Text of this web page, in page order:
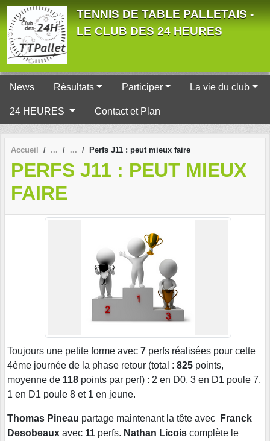
TENNIS DE TABLE PALLETAIS -
LE CLUB DES 24 HEURES
News Résultats Participer La vie du club
24 HEURES Contact et Plan
Accueil Perfs J11 : peut mieux faire
PERFS J11 : PEUT MIEUX
FAIRE
Toujours une petite forme avec 7 perfs réalisées pour cette
4ème journée de la phase retour (total : 825 points,
moyenne de 118 points par perf) : 2 en D0, 3 en D1 poule 7,
1 en D1 poule 8 et 1 en jeune.
Thomas Pineau partage maintenant la tête avec
Franck
Desobeaux avec 11 perfs. Nathan Licois complète le
Panneau de gestion des cookies